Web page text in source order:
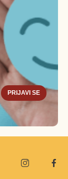
PRIJAVI SE